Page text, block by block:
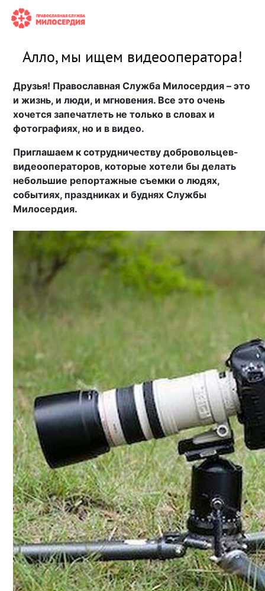
Алло, мы ищем видеооператора!
Друзья! Православная Служба Милосердия – это
и жизнь, и люди, и мгновения. Все это очень
хочется запечатлеть не только в словах и
фотографиях, но и в видео.
Приглашаем к сотрудничеству добровольцев-
видеооператоров, которые хотели бы делать
небольшие репортажные съемки о людях,
событиях, праздниках и буднях Службы
Милосердия.